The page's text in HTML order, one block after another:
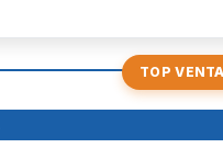
TOP